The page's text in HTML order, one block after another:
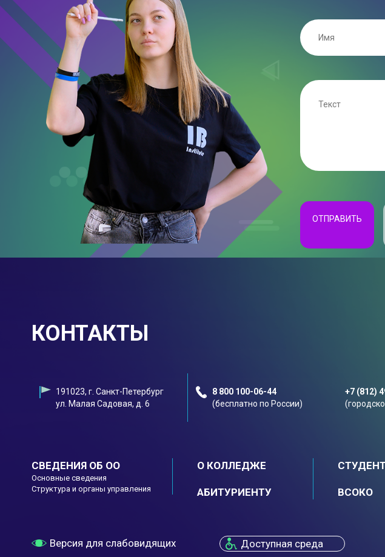
ОТПРАВИТЬ
КОНТАКТЫ
191023, г. Санкт-Петербург
ул. Малая Садовая, д. 6
8 800 100-06-44
(бесплатно по России)
+7 (812)
СВЕДЕНИЯ ОБ ОО
Основные сведения
Структура и органы управления
О КОЛЛЕДЖЕ
АБИТУРИЕНТУ ВСОКО
Версия для слабовидящих Доступная среда